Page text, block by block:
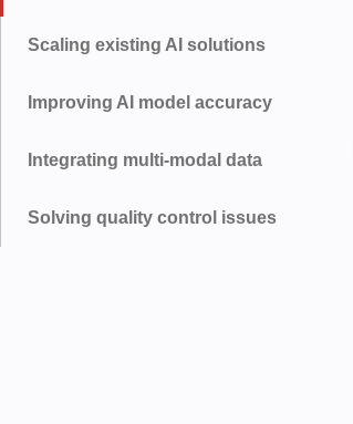
Scaling existing AI solutions
Improving AI model accuracy
Integrating multi-modal data
Solving quality control issues